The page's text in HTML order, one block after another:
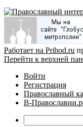
Работает на Prihod.ru
Перейти к верхней
Войти
Регистрация
Православный
В-